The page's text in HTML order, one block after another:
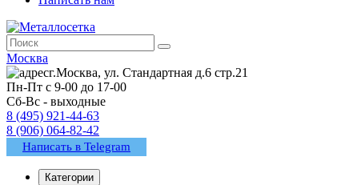
Москва
г.Москва, ул. Стандартная д.6 стр.21
Пн-Пт с 9-00 до 17-00
Сб-Вс - выходные
8 (495) 921-44-63
8 (906) 064-82-42
Написать в Telegram
Категории